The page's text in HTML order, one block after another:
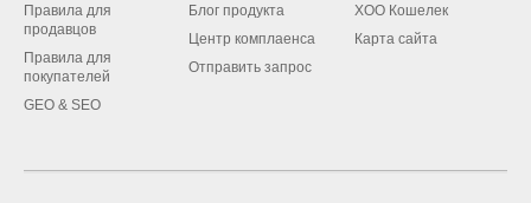
Правила для
продавцов
Правила для
покупателей
GEO & SEO
Блог продукта
Центр комплаенса
Отправить запрос
XOO Кошелек
Карта сайта